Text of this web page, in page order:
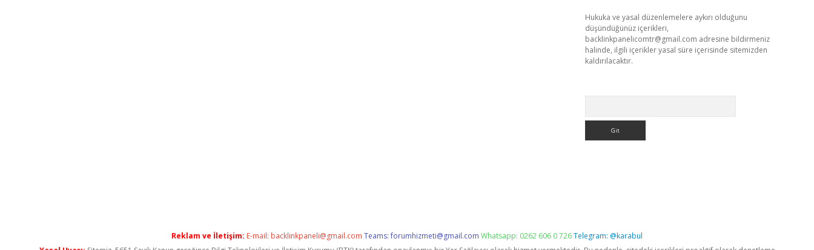
Hukuka ve yasal düzenlemelere aykırı olduğunu
düşündüğünüz içerikleri,
backlinkpanelicomtr@gmail.com adresine bildirmeniz
halinde, ilgili içerikler yasal süre içerisinde sitemizden
kaldırılacaktır.
Reklam ve İletişim: E-mail: backlinkpaneli@gmail.com Teams:forumhizmeti@gmail.com Whatsapp: 0262 606 0 726Telegram: @karabul